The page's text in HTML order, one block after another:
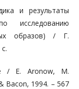
и результаты
исследованию
образов) / Г.
/ E. Aronow, M.
Bacon, 1994. – 567